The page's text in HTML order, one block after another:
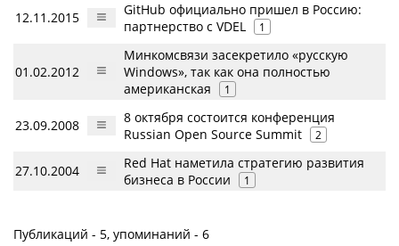
12.11.2015
GitHub официально пришел в Россию:
партнерство с VDEL
1
01.02.2012
Минкомсвязи засекретило «русскую
Windows», так как она полностью
американская
1
23.09.2008
8 октября состоится конференция
Russian Open Source Summit
2
27.10.2004
Red Hat наметила стратегию развития
бизнеса в России
1
Публикаций - 5, упоминаний - 6